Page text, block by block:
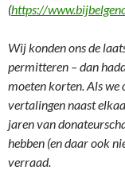
(https://
Wij konden ons de
permitteren – dan
moeten korten. Als we
vertalingen naast
jaren van
hebben (en daar ook
verraad.